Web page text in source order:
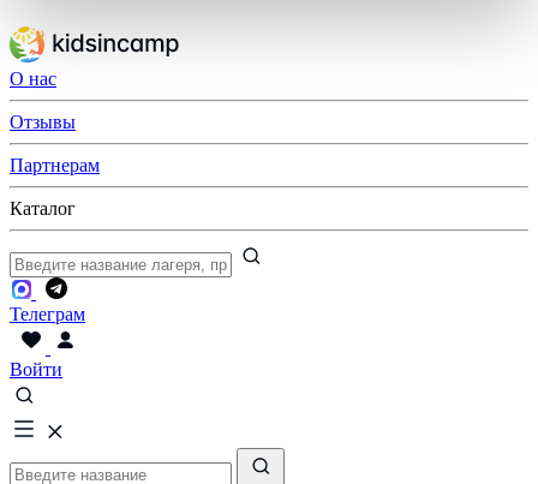
О нас
Отзывы
Партнерам
Каталог
Телеграм
Войти